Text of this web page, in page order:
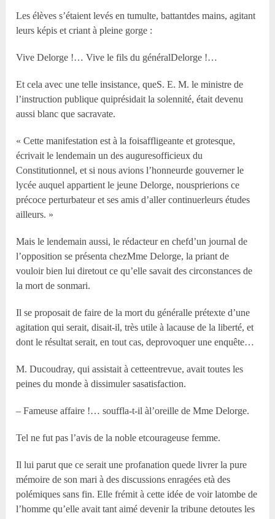
Les élèves s’étaient levés en tumulte, battantdes mains, agitant
leurs képis et criant à pleine gorge :
Vive Delorge !… Vive le fils du généralDelorge !…
Et cela avec une telle insistance, queS. E. M. le ministre de
l’instruction publique quiprésidait la solennité, était devenu
aussi blanc que sacravate.
« Cette manifestation est à la foisaffligeante et grotesque,
écrivait le lendemain un des auguresofficieux du
Constitutionnel, et si nous avions l’honneurde gouverner le
lycée auquel appartient le jeune Delorge, nousprierions ce
précoce perturbateur et ses amis d’aller continuerleurs études
ailleurs. »
Mais le lendemain aussi, le rédacteur en chefd’un journal de
l’opposition se présenta chezMme Delorge, la priant de
vouloir bien lui diretout ce qu’elle savait des circonstances de
la mort de sonmari.
Il se proposait de faire de la mort du généralle prétexte d’une
agitation qui serait, disait-il, très utile à lacause de la liberté, et
dont le résultat serait, en tout cas, deprovoquer une enquête…
M. Ducoudray, qui assistait à cetteentrevue, avait toutes les
peines du monde à dissimuler sasatisfaction.
– Fameuse affaire !… souffla-t-il àl’oreille de Mme Delorge.
Tel ne fut pas l’avis de la noble etcourageuse femme.
Il lui parut que ce serait une profanation quede livrer la pure
mémoire de son mari à des discussions enragées età des
polémiques sans fin. Elle frémit à cette idée de voir latombe de
l’homme qu’elle avait tant aimé devenir la tribune detoutes les